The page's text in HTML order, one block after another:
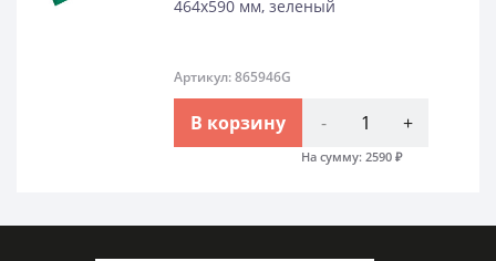
464х590 мм, зеленый
Артикул: 865946G
В корзину - +
На сумму: 2590 ₽